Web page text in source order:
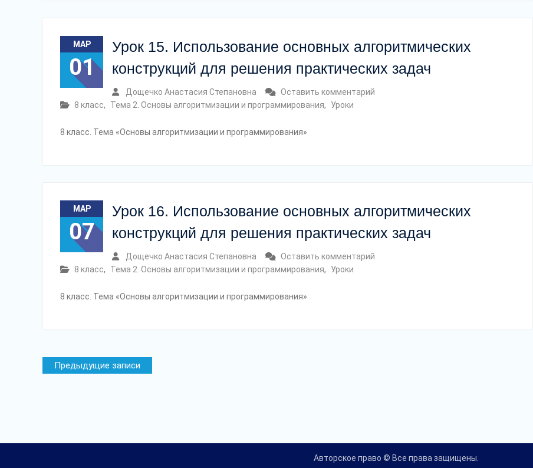
МАР
01
Урок 15. Использование основных алгоритмических
конструкций для решения практических задач
Дощечко Анастасия Степановна
Оставить комментарий
8 класс, Тема 2. Основы алгоритмизации и программирования, Уроки
8 класс. Тема «Основы алгоритмизации и программирования»
МАР
07
Урок 16. Использование основных алгоритмических
конструкций для решения практических задач
Дощечко Анастасия Степановна
Оставить комментарий
8 класс, Тема 2. Основы алгоритмизации и программирования, Уроки
8 класс. Тема «Основы алгоритмизации и программирования»
Навигация
по
Предыдущие записи
Авторское право © Все права защищены.